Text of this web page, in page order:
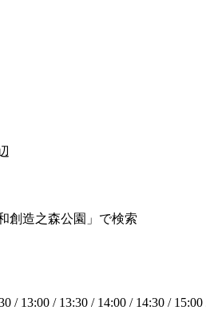
創造之森公園」で検索
/ 13:00 / 13:30 / 14:00 / 14:30 /